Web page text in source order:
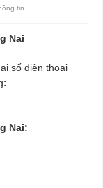
tin
Nai
số điện thoại
:
Nai: